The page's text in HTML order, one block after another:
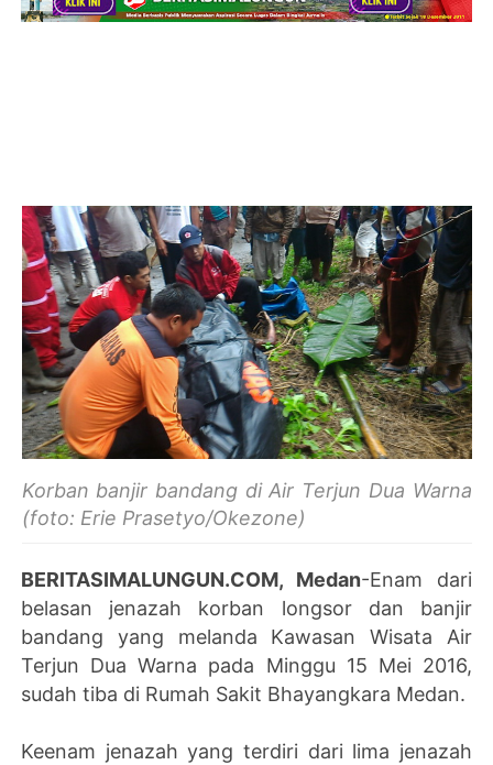
Korban banjir bandang di Air Terjun Dua Warna
(foto: Erie Prasetyo/Okezone)
BERITASIMALUNGUN.COM, Medan-Enam dari
belasan jenazah korban longsor dan banjir
bandang yang melanda Kawasan Wisata Air
Terjun Dua Warna pada Minggu 15 Mei 2016,
sudah tiba di Rumah Sakit Bhayangkara Medan.
Keenam jenazah yang terdiri dari lima jenazah